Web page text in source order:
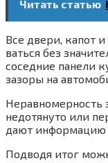
Читать статью
Все две­ри, капот
вать­ся без
сосед­ние пане­ли
зазо­ры на
Нерав­но­мер­ность
недо­тя­ну­то или
дают инфор­ма­цию
Под­во­дя итог